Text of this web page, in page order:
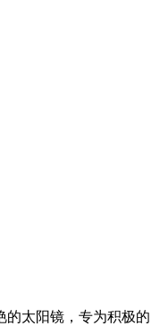
的太阳镜，专为积极的